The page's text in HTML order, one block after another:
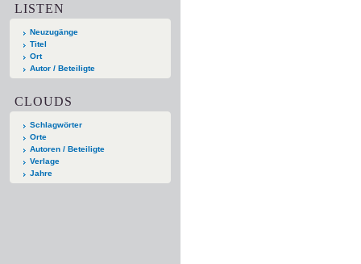
LISTEN
Neuzugänge
Titel
Ort
Autor / Beteiligte
CLOUDS
Schlagwörter
Orte
Autoren / Beteiligte
Verlage
Jahre